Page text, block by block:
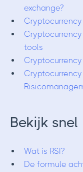
exchange?
tools
Bekijk snel
Wat is RSI?
De formule